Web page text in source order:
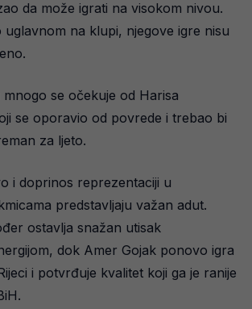
da može igrati na visokom nivou.
na klupi, njegove igre nisu
se očekuje od Harisa
se oporavio od povrede i trebao bi
za ljeto.
i doprinos reprezentaciji u
predstavljaju važan adut.
ostavlja snažan utisak
dok Amer Gojak ponovo igra
i potvrđuje kvalitet koji ga je ranije